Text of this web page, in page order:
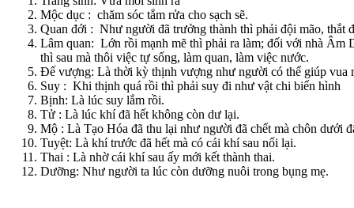
Mộc dục : chăm sóc tắm rửa cho sạch sẽ.
Quan đới : Như người đã trưởng thành thì phải đội mão, thắt
Lâm quan: Lớn rồi mạnh mẽ thì phải ra làm; đối với nhà Âm
thì sau mà thôi việc tự sống, làm quan, làm việc nước.
Đế vượng: Là thời kỳ thịnh vượng như người có thể giúp vua
Suy : Khi thịnh quá rồi thì phải suy đi như vật chi biến hình
Bịnh: Là lúc suy lắm rồi.
Tử : Là lúc khí đã hết không còn dư lại.
Mộ : Là Tạo Hóa đã thu lại như người đã chết mà chôn dưới
Tuyệt: Là khí trước đã hết mà có cái khí sau nối lại.
Thai : Là nhờ cái khí sau ấy mới kết thành thai.
Dưỡng: Như người ta lúc còn dưỡng nuôi trong bụng mẹ.